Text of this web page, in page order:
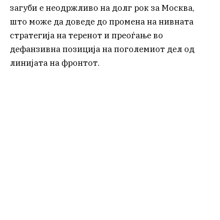
загуби е неодржливо на долг рок за Москва,
што може да доведе до промена на нивната
стратегија на теренот и преоѓање во
дефанзивна позиција на поголемиот дел од
линијата на фронтот.